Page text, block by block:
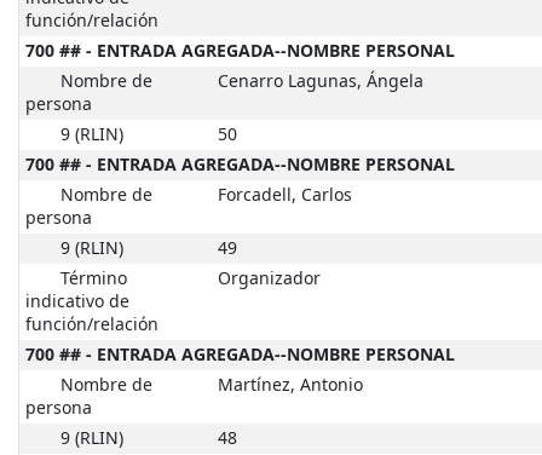
función/relación
700 ## - ENTRADA AGREGADA--NOMBRE PERSONAL
Nombre de
persona
Cenarro Lagunas, Ángela
9 (RLIN)
50
700 ## - ENTRADA AGREGADA--NOMBRE PERSONAL
Nombre de
persona
Forcadell, Carlos
9 (RLIN)
49
Término
indicativo de
función/relación
Organizador
700 ## - ENTRADA AGREGADA--NOMBRE PERSONAL
Nombre de
persona
Martínez, Antonio
9 (RLIN)
48